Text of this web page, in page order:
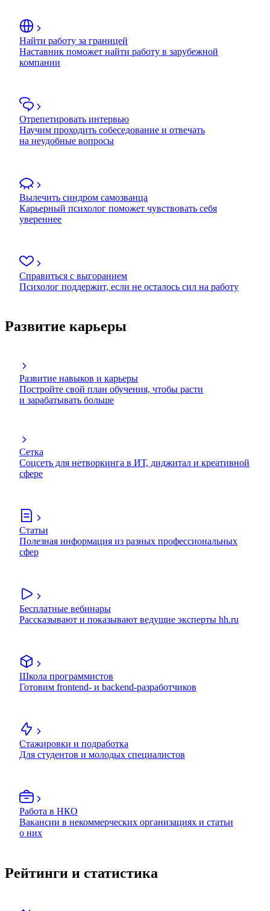
Найти работу за границей
Наставник поможет найти работу в зарубежной
компании
Отрепетировать интервью
Научим проходить собеседование и отвечать
на неудобные вопросы
Вылечить синдром самозванца
Карьерный психолог поможет чувствовать себя
увереннее
Справиться с выгоранием
Психолог поддержит, если не осталось сил на работу
Развитие карьеры
Развитие навыков и карьеры
Постройте свой план обучения, чтобы расти
и зарабатывать больше
Сетка
Соцсеть для нетворкинга в ИТ, диджитал и креативной
сфере
Статьи
Полезная информация из разных профессиональных
сфер
Бесплатные вебинары
Рассказывают и показывают ведущие эксперты hh.ru
Школа программистов
Готовим frontend- и backend-разработчиков
Стажировки и подработка
Для студентов и молодых специалистов
Работа в НКО
Вакансии в некоммерческих организациях и статьи
о них
Рейтинги и статистика